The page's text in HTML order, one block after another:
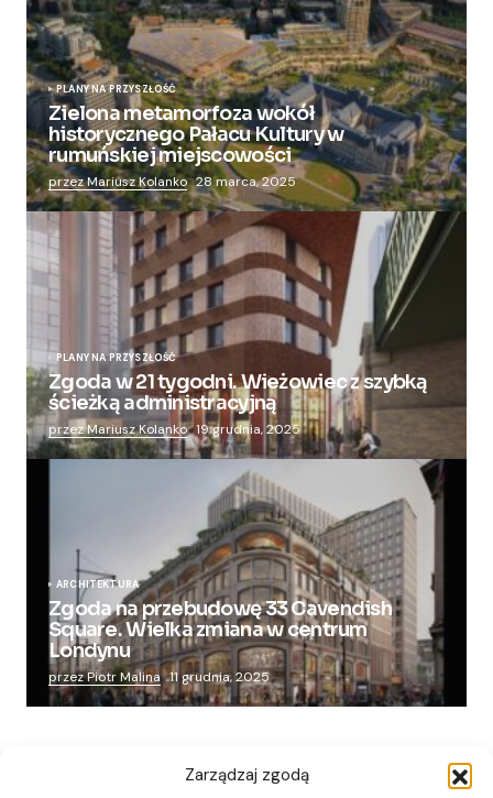
Zarządzaj zgodą
PLANY NA PRZYSZŁOŚĆ
Zielona metamorfoza wokół
historycznego Pałacu Kultury w
rumuńskiej miejscowości
przez Mariusz Kolanko 28 marca, 2025
PLANY NA PRZYSZŁOŚĆ
Zgoda w 21 tygodni. Wieżowiec z szybką
ścieżką administracyjną
przez Mariusz Kolanko 19 grudnia, 2025
ARCHITEKTURA
Zgoda na przebudowę 33 Cavendish
Square. Wielka zmiana w centrum
Londynu
przez Piotr Malina 11 grudnia, 2025